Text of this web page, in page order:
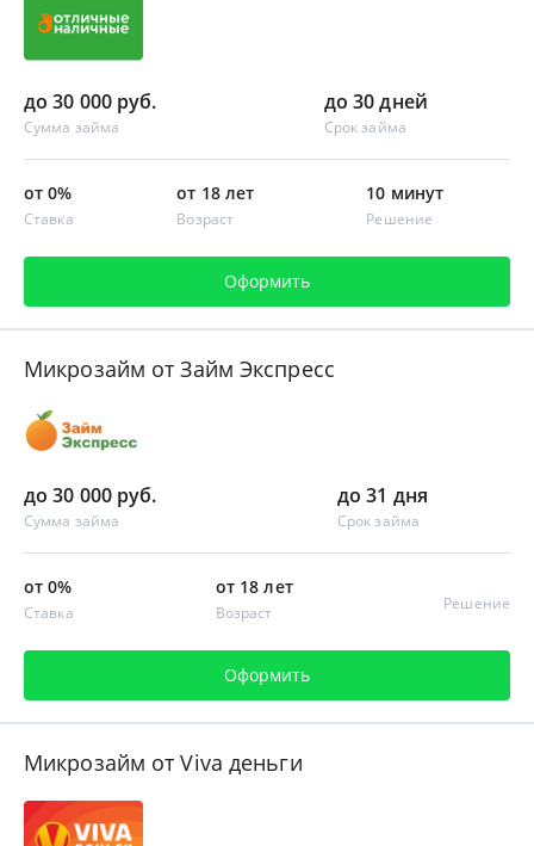
до 30 000 руб.
Сумма займа
до 30 дней
Срок займа
от 0%
Ставка
от 18 лет
Возраст
10 минут
Решение
Оформить
Микрозайм от Займ Экспресс
до 30 000 руб.
Сумма займа
до 31 дня
Срок займа
от 0%
Ставка
от 18 лет
Возраст Решение
Оформить
Микрозайм от Viva деньги